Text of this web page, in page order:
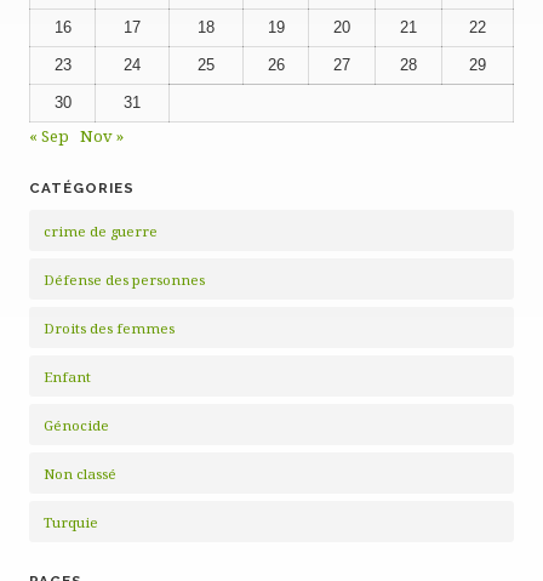
16 17 18 19 20 21 22
23 24 25 26 27 28 29
30 31
« Sep Nov »
CATÉGORIES
crime de guerre
Défense des personnes
Droits des femmes
Enfant
Génocide
Non classé
Turquie